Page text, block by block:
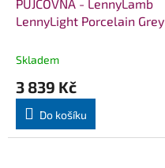
PŮJČOVNA - LennyLamb
LennyLight Porcelain Grey
Skladem
3 839 Kč
Do košíku